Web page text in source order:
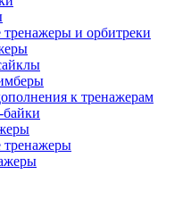
и орбитреки
к тренажерам
тренажеры